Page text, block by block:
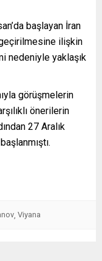
başlayan İran
ilişkin
nedeniyle yaklaşık
görüşmelerin
önerilerin
27 Aralık
Viyana